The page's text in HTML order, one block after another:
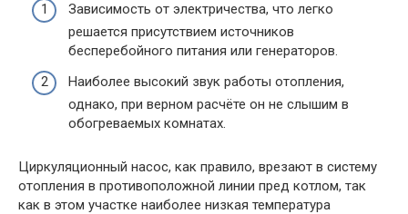
Зависимость от электричества, что легко
решается присутствием источников
бесперебойного питания или генераторов.
Наиболее высокий звук работы отопления,
однако, при верном расчёте он не слышим в
обогреваемых комнатах.
Циркуляционный насос, как правило, врезают в систему
отопления в противоположной линии пред котлом, так
как в этом участке наиболее низкая температура